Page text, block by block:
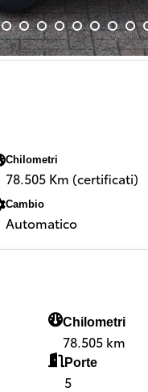
Chilometri
78.505 Km (certificati)
Cambio
Automatico
Chilometri
78.505 km
Porte
5